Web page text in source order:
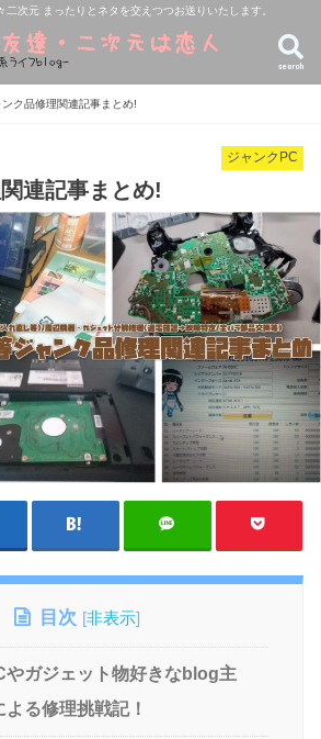
二次元 まったりとネタを交えつつお送りいたします。
search
ンク品修理関連記事まとめ!
ジャンクPC
連記事まとめ!
目次 [非表示]
やガジェット物好きなblog主
よる修理挑戦記！